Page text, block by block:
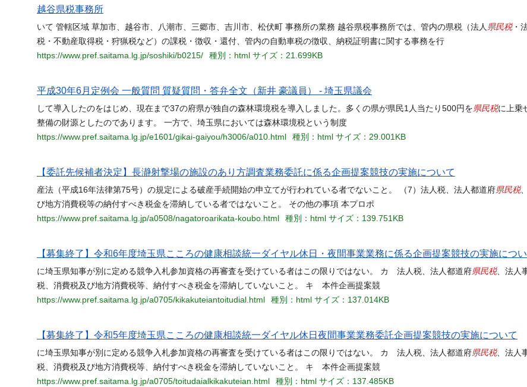
越谷県税事務所
いて 管轄区域 草加市、越谷市、八潮市、三郷市、吉川市、松伏町 事務所の業務 越谷県税事務所では、管内の県税（法人 県民税・
税・不動産取得税・狩猟税など）の課税・徴収・還付、管内の自動車税の徴収、納税証明書に関する事務を行
https://www.pref.saitama.lg.jp/soshiki/b0215/
種別：html サイズ：21.699KB
平成30年6月定例会 一般質問 質疑質問・答弁全文（新井 豪議員） - 埼玉県議会
して導入したのをはじめ、現在まで37の府県が独自の森林環境税を導入しました。多くの県が県民1人当たり500円を 県民税に上乗
整備の財源としたのであります。 一方で、埼玉県においては森林環境税という制度
https://www.pref.saitama.lg.jp/e1601/gikai-gaiyou/h3006/a010.html
種別：html サイズ：29.001KB
【委託先候補者決定】長瀞射撃場の施設のあり方調査業務委託に係る企画提案競技の実施について
産法（平成16年法律第75号）の規定による破産手続開始の申立てが行われている者でないこと。 （7）法人税、法人都道府県民税
び地方消費税等の納付すべき税金を滞納している者ではないこと。 その他の事項 本プロポ
https://www.pref.saitama.lg.jp/a0508/nagatoroarikata-koubo.html
種別：html サイズ：139.751KB
【募集終了】令和6年度埼玉県こころの健康相談統一ダイヤル休日・夜間事業業務に係る企画提案競技の実施につ
に埼玉県知事が別に定める競争入札参加資格の再審査を受けている者はこの限りではない。 カ 法人税、法人都道府県民税、法人
税、消費税及び地方消費税等、納付すべき税金を滞納していないこと。 キ 本件企画提案競
https://www.pref.saitama.lg.jp/a0705/kikakuteiantoitudial.html
種別：html サイズ：137.014KB
【募集終了】令和5年度埼玉県こころの健康相談統一ダイヤル休日夜間事業業務委託企画提案競技の実施について
に埼玉県知事が別に定める競争入札参加資格の再審査を受けている者はこの限りではない。 カ 法人税、法人都道府県民税、法人
税、消費税及び地方消費税等、納付すべき税金を滞納していないこと。 キ 本件企画提案競
https://www.pref.saitama.lg.jp/a0705/toitudaialkikakuteian.html
種別：html サイズ：137.485KB